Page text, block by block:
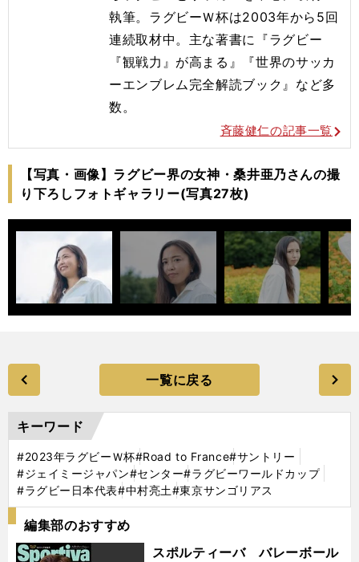
執筆。ラグビーＷ杯は2003年から5回
連続取材中。主な著書に『ラグビー
『観戦力』が高まる』『世界のサッカ
ーエンブレム完全解読ブック』など多
数。
斉藤健仁の記事一覧
【写真・画像】ラグビー界の女神・桑井亜乃さんの撮
り下ろしフォトギャラリー(写真27枚)
一覧に戻る
キーワード
#2023年ラグビーＷ杯#Road to France#サントリー
#ジェイミージャパン#センター#ラグビーワールドカップ
#ラグビー日本代表#中村亮土#東京サンゴリアス
編集部のおすすめ
スポルティーバ バレーボール